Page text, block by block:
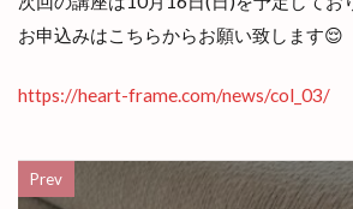
お申込みはこちらからお願い致します😌
https://heart-frame.com/news/col_03/
Prev